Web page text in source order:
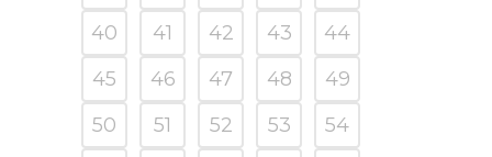
40
41 42 43
44
45
46 47 48
49
50
51 52 53
54